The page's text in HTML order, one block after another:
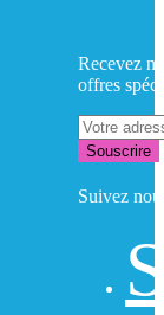
Recevez
offres
Souscrire
Suivez